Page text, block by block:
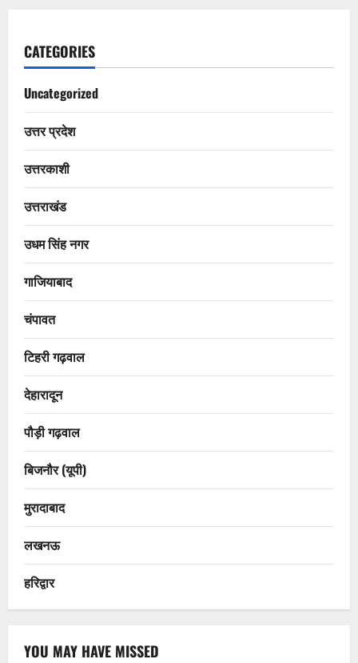
CATEGORIES
Uncategorized
उत्तर प्रदेश
उत्तरकाशी
उत्तराखंड
उधम सिंह नगर
गाजियाबाद
चंपावत
टिहरी गढ़वाल
देहारादून
पौड़ी गढ़वाल
बिजनौर (यूपी)
मुरादाबाद
लखनऊ
हरिद्वार
YOU MAY HAVE MISSED